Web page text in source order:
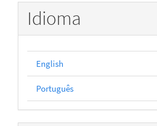
Idioma
English
Português